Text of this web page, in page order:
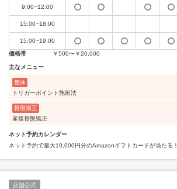
9:00~12:00
15:00~18:00
15:00~19:00
価格帯
￥500〜￥20,000
主なメニュー
整体
トリガーポイント施術法
骨盤矯正
産後骨盤矯正
ネット予約カレンダー
ネット予約で最大10,000円分のAmazonギフトカードが当たる！
店舗公式